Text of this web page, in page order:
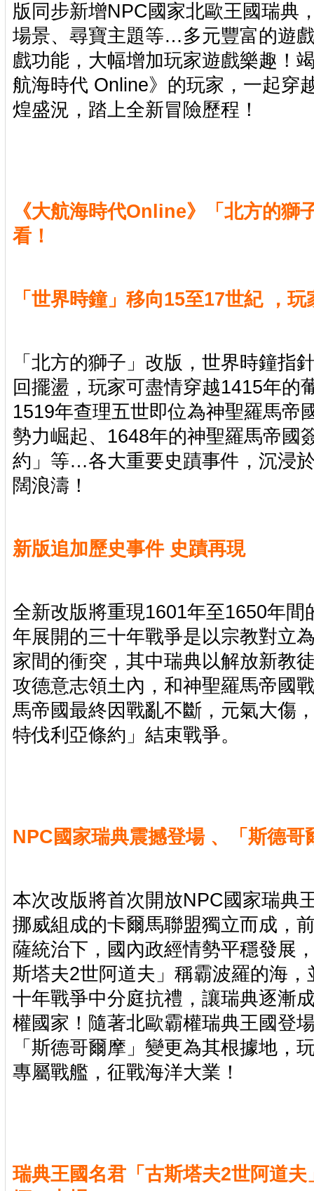
版同步新增NPC國家北歐王國瑞典
場景、尋寶主題等…多元豐富的遊
戲功能，大幅增加玩家遊戲樂趣！
航海時代 Online》的玩家，一起穿
煌盛況，踏上全新冒險歷程！
《大航海時代Online》「北方的獅
看！
「世界時鐘」移向15至17世紀 ，
「北方的獅子」改版，世界時鐘指
回擺盪，玩家可盡情穿越1415年的
1519年查理五世即位為神聖羅馬帝
勢力崛起、1648年的神聖羅馬帝國
約」等…各大重要史蹟事件，沉浸
闊浪濤！
新版追加歷史事件 史蹟再現
全新改版將重現1601年至1650年間
年展開的三十年戰爭是以宗教對立
家間的衝突，其中瑞典以解放新教
攻德意志領土內，和神聖羅馬帝國
馬帝國最終因戰亂不斷，元氣大傷
特伐利亞條約」結束戰爭。
NPC國家瑞典震撼登場 、「斯德哥
本次改版將首次開放NPC國家瑞典
挪威組成的卡爾馬聯盟獨立而成，
薩統治下，國內政經情勢平穩發展
斯塔夫2世阿道夫」稱霸波羅的海
十年戰爭中分庭抗禮，讓瑞典逐漸
權國家！隨著北歐霸權瑞典王國登
「斯德哥爾摩」變更為其根據地，
專屬戰艦，征戰海洋大業！
瑞典王國名君「古斯塔夫2世阿道